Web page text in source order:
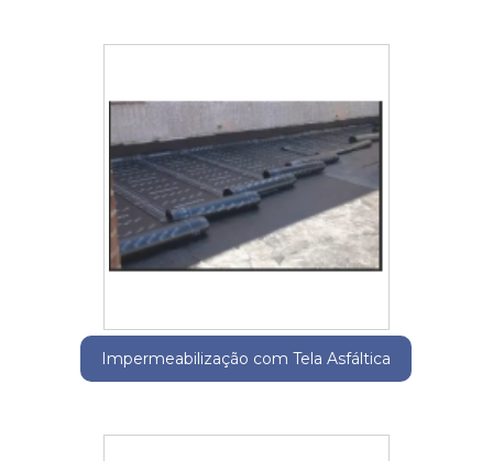
Impermeabilização com Tela Asfáltica